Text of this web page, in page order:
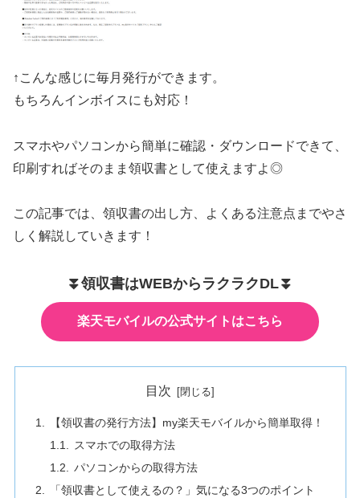
↑こんな感じに毎月発行ができます。
もちろんインボイスにも対応！
スマホやパソコンから簡単に確認・ダウンロードできて、
印刷すればそのまま領収書として使えますよ◎
この記事では、領収書の出し方、よくある注意点までやさ
しく解説していきます！
⏬️領収書はWEBからラクラクDL⏬️
楽天モバイルの公式サイトはこちら
目次
【領収書の発行方法】my楽天モバイルから簡単取得！
スマホでの取得方法
パソコンからの取得方法
「領収書として使えるの？」気になる3つのポイント